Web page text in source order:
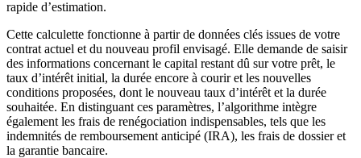
rapide d’estimation.
Cette calculette fonctionne à partir de données clés issues de votre
contrat actuel et du nouveau profil envisagé. Elle demande de saisir
des informations concernant le capital restant dû sur votre prêt, le
taux d’intérêt initial, la durée encore à courir et les nouvelles
conditions proposées, dont le nouveau taux d’intérêt et la durée
souhaitée. En distinguant ces paramètres, l’algorithme intègre
également les frais de renégociation indispensables, tels que les
indemnités de remboursement anticipé (IRA), les frais de dossier et
la garantie bancaire.